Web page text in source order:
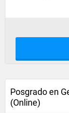
Posgrado en
(Online)